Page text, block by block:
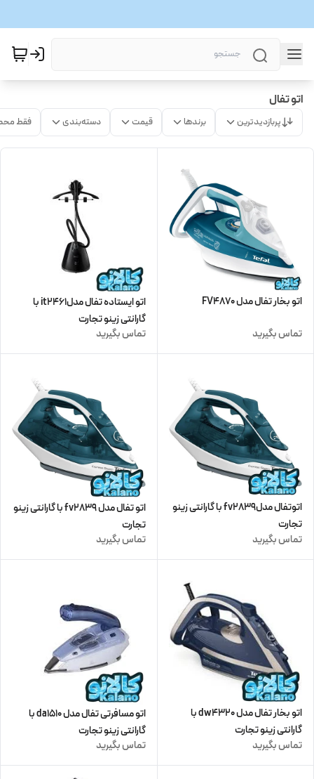
اتو تفال
پربازدیدترین برندها قیمت دسته‌بندی فقط
اتو بخار تفال مدل FV4870
تماس بگیرید
اتو ایستاده تفال مدلit2461 با
گارانتی زینو تجارت
تماس بگیرید
اتوتفال مدلfv2839 با گارانتی زینو
تجارت
تماس بگیرید
اتو تفال مدل fv2839 با گارانتی زینو
تجارت
تماس بگیرید
اتو بخار تفال مدل dw4320 با
گارانتی زینو تجارت
تماس بگیرید
اتو مسافرتی تفال مدل da1510 با
گارانتی زینو تجارت
تماس بگیرید